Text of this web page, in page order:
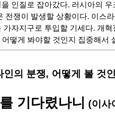
인질로 잡아갔다. 러시아의
전쟁이 발생할 상황이다. 이스
자지구로 투입할 기세다. 개
떻게 봐야할 것인지 집중해서
인의 분쟁, 어떻게 볼 것
기다렸나니 (이사